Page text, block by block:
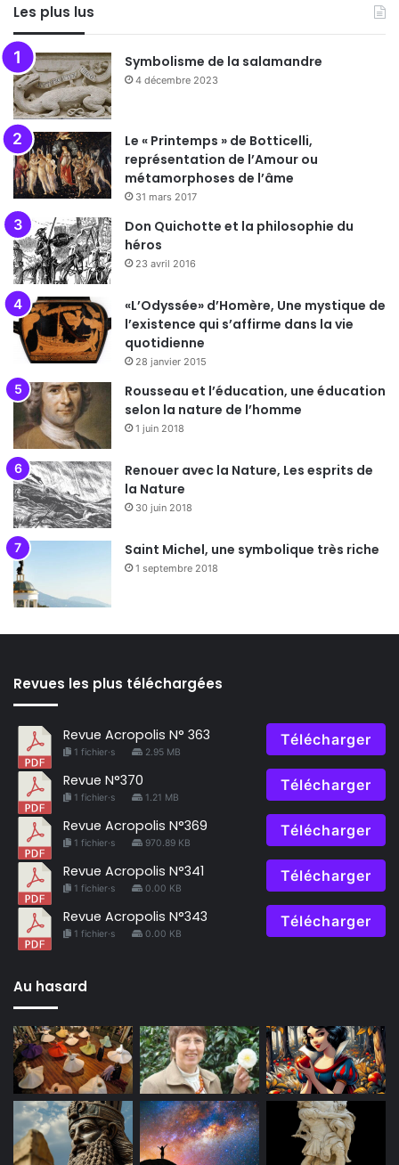
Les plus lus
Symbolisme de la salamandre
4 décembre 2023
Le « Printemps » de Botticelli,
représentation de l’Amour ou
métamorphoses de l’âme
31 mars 2017
Don Quichotte et la philosophie du
héros
23 avril 2016
«L’Odyssée» d’Homère, Une mystique de
l’existence qui s’affirme dans la vie
quotidienne
28 janvier 2015
Rousseau et l’éducation, une éducation
selon la nature de l’homme
1 juin 2018
Renouer avec la Nature, Les esprits de
la Nature
30 juin 2018
Saint Michel, une symbolique très riche
1 septembre 2018
Revues les plus téléchargées
Revue Acropolis N° 363
1 fichier·s 2.95 MB
Télécharger
Revue N°370
1 fichier·s 1.21 MB
Télécharger
Revue Acropolis N°369
1 fichier·s 970.89 KB
Télécharger
Revue Acropolis N°341
1 fichier·s 0.00 KB
Télécharger
Revue Acropolis N°343
1 fichier·s 0.00 KB
Télécharger
Au hasard